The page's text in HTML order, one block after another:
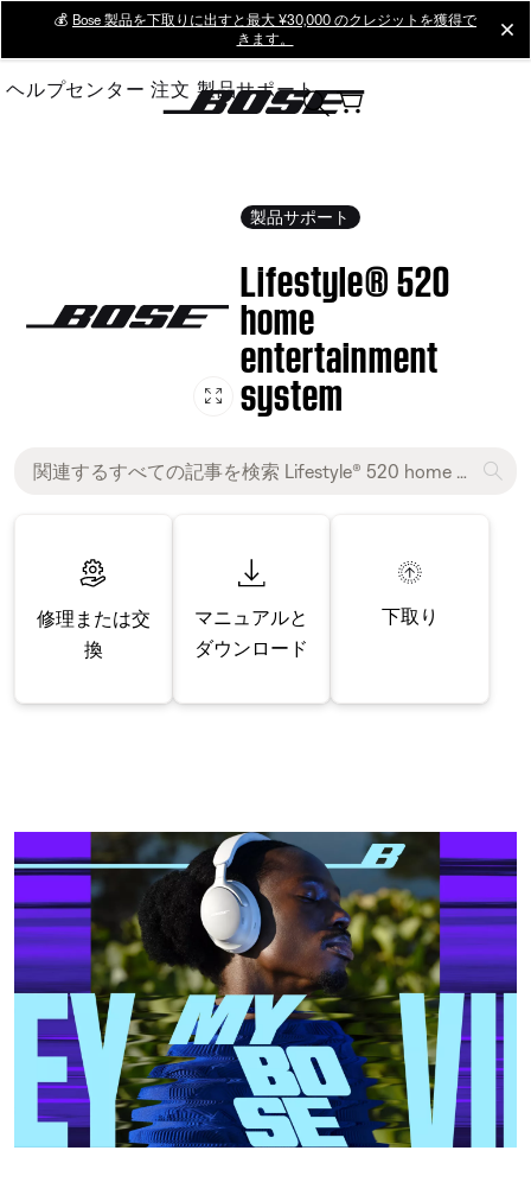
Main
💰 Bose 製品を下取りに出すと最大 ¥30,000 のクレジットを獲得で
きます。
ヘルプセンター 注文 製品サポート
製品サポート
Lifestyle® 520
home
entertainment
system
修理または交
換
マニュアルと
ダウンロード
下取り